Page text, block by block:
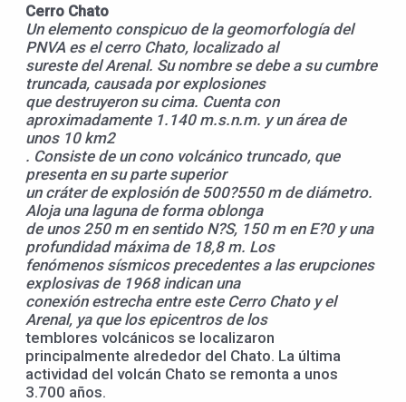
Cerro Chato
Un elemento conspicuo de la geomorfología del
PNVA es el cerro Chato, localizado al
sureste del Arenal. Su nombre se debe a su cumbre
truncada, causada por explosiones
que destruyeron su cima. Cuenta con
aproximadamente 1.140 m.s.n.m. y un área de
unos 10 km2
. Consiste de un cono volcánico truncado, que
presenta en su parte superior
un cráter de explosión de 500?550 m de diámetro.
Aloja una laguna de forma oblonga
de unos 250 m en sentido N?S, 150 m en E?0 y una
profundidad máxima de 18,8 m. Los
fenómenos sísmicos precedentes a las erupciones
explosivas de 1968 indican una
conexión estrecha entre este Cerro Chato y el
Arenal, ya que los epicentros de los
temblores volcánicos se localizaron
principalmente alrededor del Chato. La última
actividad del volcán Chato se remonta a unos
3.700 años.